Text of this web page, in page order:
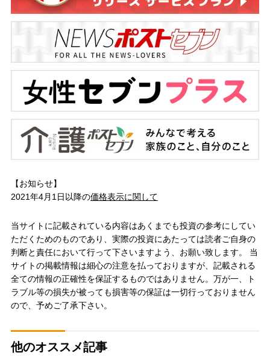
【お知らせ】
2021年4月1日以降の価格表示に関して
当サイトに記載されている内容はあくまでも投資の参考にしてい
ただくためのものであり、実際の投資にあたっては読者ご自身の
判断と責任において行って下さいますよう、お願い致します。 当
サイトの掲載情報は細心の注意を払っておりますが、記載される
全ての情報の正確性を保証するものではありません。万が一、ト
ラブル等の損失が被っても損害等の保証は一切行っておりません
ので、予めご了承下さい。
他のオススメ記事